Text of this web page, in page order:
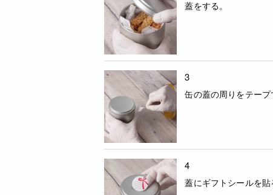
蓋をする。
3
缶の蓋の周りをテープ
4
蓋にギフトシールを貼